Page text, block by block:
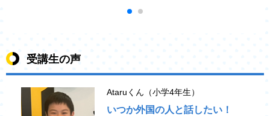
受講生の声
Ataruくん（小学4年生）
いつか外国の人と話したい！